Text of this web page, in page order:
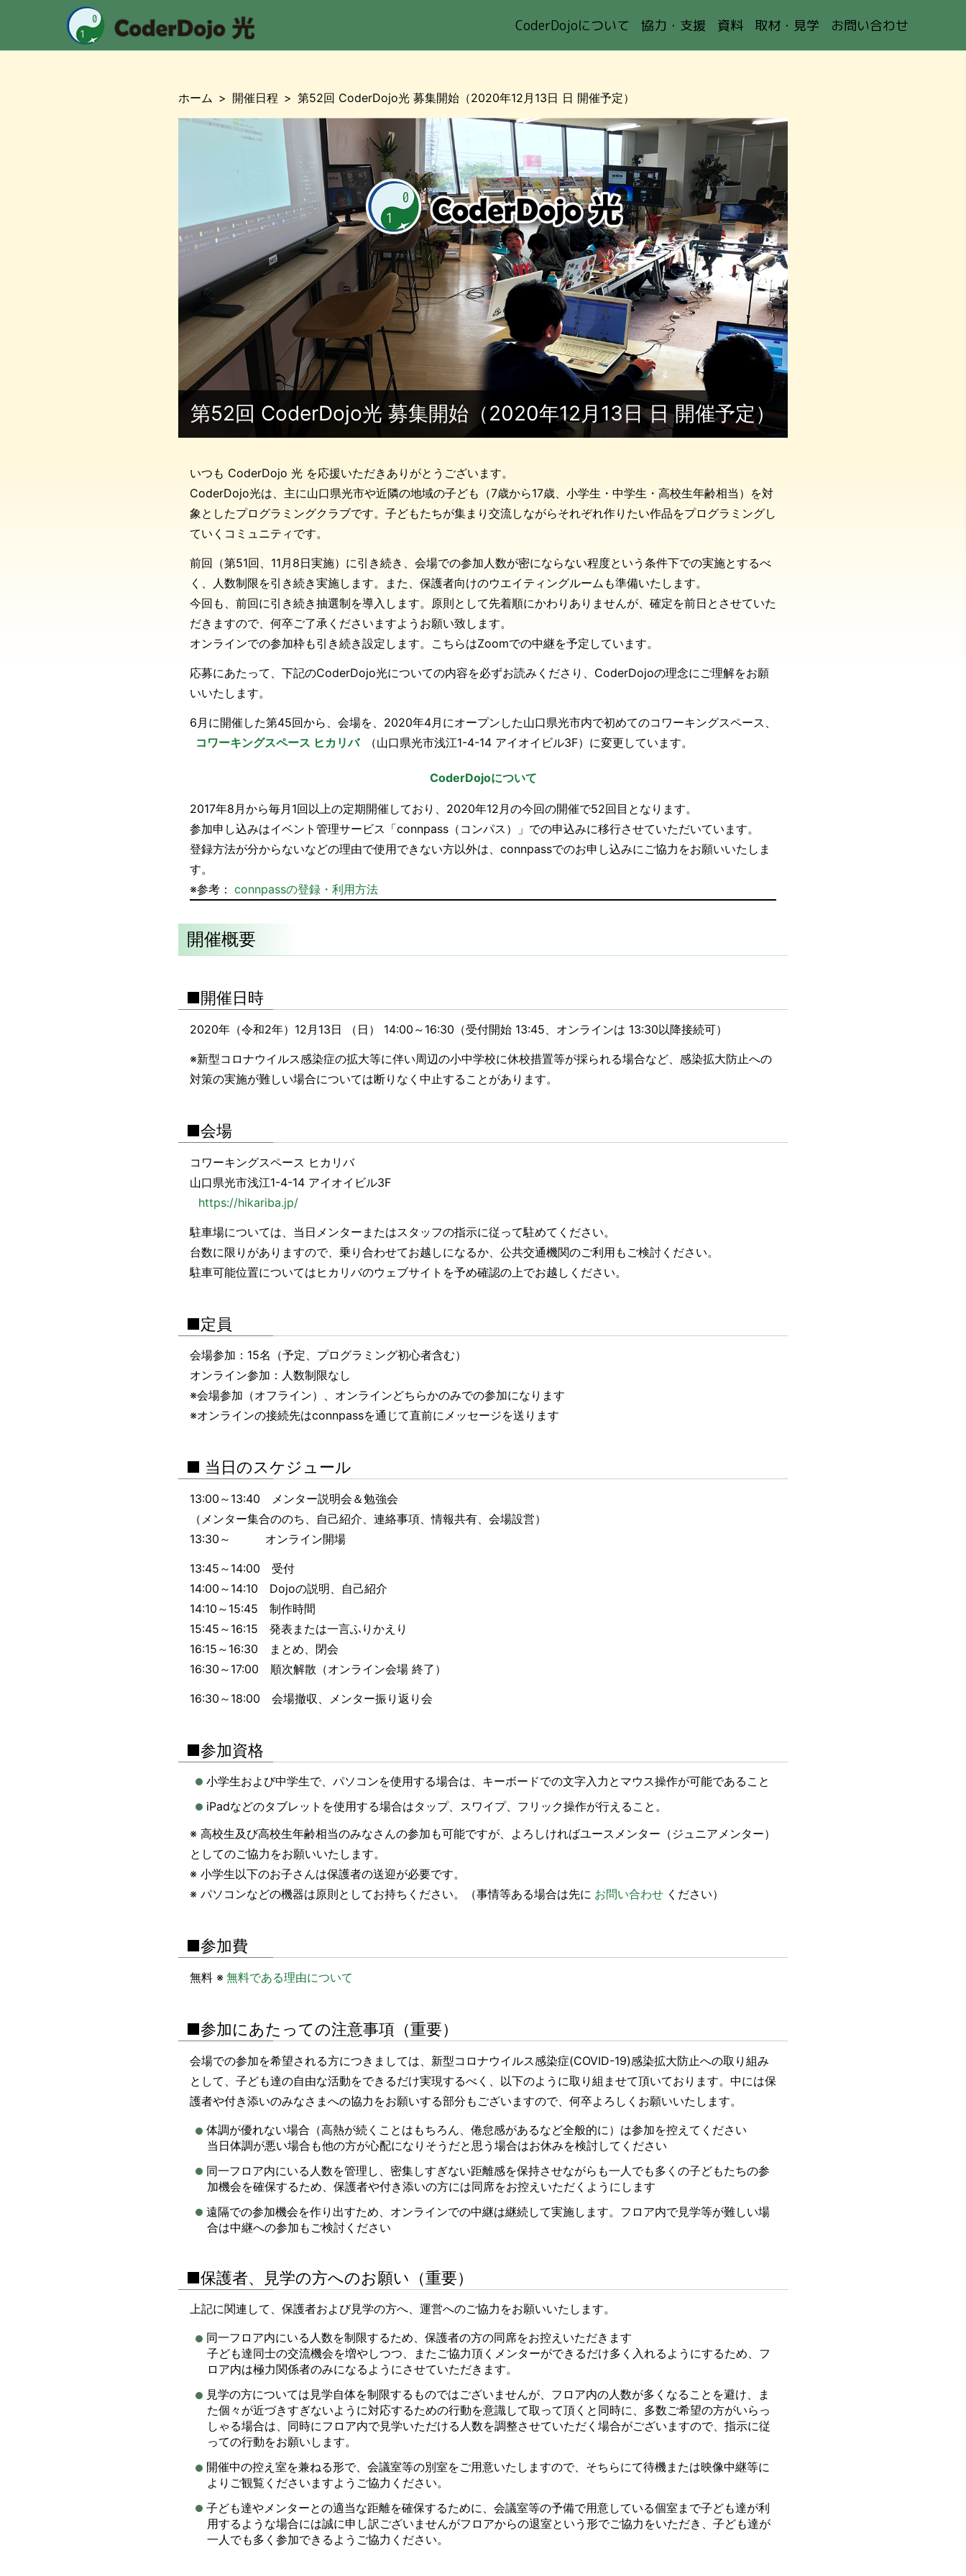
CoderDojo 光
CoderDojoについて 協力・支援 資料 取材・見学 お問い合わせ
ホーム 開催日程 第52回 CoderDojo光 募集開始（2020年12月13日 日 開催予定）
第52回 CoderDojo光 募集開始（2020年12月13日 日 開催予定）
いつも CoderDojo 光 を応援いただきありがとうございます。
CoderDojo光は、主に山口県光市や近隣の地域の子ども（7歳から17歳、小学生・中学生・高校生年齢相当）を対
象としたプログラミングクラブです。子どもたちが集まり交流しながらそれぞれ作りたい作品をプログラミングし
ていくコミュニティです。
前回（第51回、11月8日実施）に引き続き、会場での参加人数が密にならない程度という条件下での実施とするべ
く、人数制限を引き続き実施します。また、保護者向けのウエイティングルームも準備いたします。
今回も、前回に引き続き抽選制を導入します。原則として先着順にかわりありませんが、確定を前日とさせていた
だきますので、何卒ご了承くださいますようお願い致します。
オンラインでの参加枠も引き続き設定します。こちらはZoomでの中継を予定しています。
応募にあたって、下記のCoderDojo光についての内容を必ずお読みくださり、CoderDojoの理念にご理解をお願
いいたします。
6月に開催した第45回から、会場を、2020年4月にオープンした山口県光市内で初めてのコワーキングスペース、
コワーキングスペース ヒカリバ
（山口県光市浅江1-4-14 アイオイビル3F）に変更しています。
CoderDojoについて
2017年8月から毎月1回以上の定期開催しており、2020年12月の今回の開催で52回目となります。
参加申し込みはイベント管理サービス「connpass（コンパス）」での申込みに移行させていただいています。
登録方法が分からないなどの理由で使用できない方以外は、connpassでのお申し込みにご協力をお願いいたしま
す。
※参考： connpassの登録・利用方法
開催概要
■開催日時
2020年（令和2年）12月13日 （日） 14:00～16:30（受付開始 13:45、オンラインは 13:30以降接続可）
※新型コロナウイルス感染症の拡大等に伴い周辺の小中学校に休校措置等が採られる場合など、感染拡大防止への
対策の実施が難しい場合については断りなく中止することがあります。
■会場
コワーキングスペース ヒカリバ
山口県光市浅江1-4-14 アイオイビル3F
https://hikariba.jp/
駐車場については、当日メンターまたはスタッフの指示に従って駐めてください。
台数に限りがありますので、乗り合わせてお越しになるか、公共交通機関のご利用もご検討ください。
駐車可能位置についてはヒカリバのウェブサイトを予め確認の上でお越しください。
■定員
会場参加：15名（予定、プログラミング初心者含む）
オンライン参加：人数制限なし
※会場参加（オフライン）、オンラインどちらかのみでの参加になります
※オンラインの接続先はconnpassを通じて直前にメッセージを送ります
■ 当日のスケジュール
13:00～13:40 メンター説明会＆勉強会
（メンター集合ののち、自己紹介、連絡事項、情報共有、会場設営）
13:30～ オンライン開場
13:45～14:00 受付
14:00～14:10 Dojoの説明、自己紹介
14:10～15:45 制作時間
15:45～16:15 発表または一言ふりかえり
16:15～16:30 まとめ、閉会
16:30～17:00 順次解散（オンライン会場 終了）
16:30～18:00 会場撤収、メンター振り返り会
■参加資格
小学生および中学生で、パソコンを使用する場合は、キーボードでの文字入力とマウス操作が可能であること
iPadなどのタブレットを使用する場合はタップ、スワイプ、フリック操作が行えること。
※ 高校生及び高校生年齢相当のみなさんの参加も可能ですが、よろしければユースメンター（ジュニアメンター）
としてのご協力をお願いいたします。
※ 小学生以下のお子さんは保護者の送迎が必要です。
※ パソコンなどの機器は原則としてお持ちください。（事情等ある場合は先に お問い合わせ ください）
■参加費
無料 ※ 無料である理由について
■参加にあたっての注意事項（重要）
会場での参加を希望される方につきましては、新型コロナウイルス感染症(COVID-19)感染拡大防止への取り組み
として、子ども達の自由な活動をできるだけ実現するべく、以下のように取り組ませて頂いております。中には保
護者や付き添いのみなさまへの協力をお願いする部分もございますので、何卒よろしくお願いいたします。
体調が優れない場合（高熱が続くことはもちろん、倦怠感があるなど全般的に）は参加を控えてください
当日体調が悪い場合も他の方が心配になりそうだと思う場合はお休みを検討してください
同一フロア内にいる人数を管理し、密集しすぎない距離感を保持させながらも一人でも多くの子どもたちの参
加機会を確保するため、保護者や付き添いの方には同席をお控えいただくようにします
遠隔での参加機会を作り出すため、オンラインでの中継は継続して実施します。フロア内で見学等が難しい場
合は中継への参加もご検討ください
■保護者、見学の方へのお願い（重要）
上記に関連して、保護者および見学の方へ、運営へのご協力をお願いいたします。
同一フロア内にいる人数を制限するため、保護者の方の同席をお控えいただきます
子ども達同士の交流機会を増やしつつ、またご協力頂くメンターができるだけ多く入れるようにするため、フ
ロア内は極力関係者のみになるようにさせていただきます。
見学の方については見学自体を制限するものではございませんが、フロア内の人数が多くなることを避け、ま
た個々が近づきすぎないように対応するための行動を意識して取って頂くと同時に、多数ご希望の方がいらっ
しゃる場合は、同時にフロア内で見学いただける人数を調整させていただく場合がございますので、指示に従
っての行動をお願いします。
開催中の控え室を兼ねる形で、会議室等の別室をご用意いたしますので、そちらにて待機または映像中継等に
よりご観覧くださいますようご協力ください。
子ども達やメンターとの適当な距離を確保するために、会議室等の予備で用意している個室まで子ども達が利
用するような場合には誠に申し訳ございませんがフロアからの退室という形でご協力をいただき、子ども達が
一人でも多く参加できるようご協力ください。